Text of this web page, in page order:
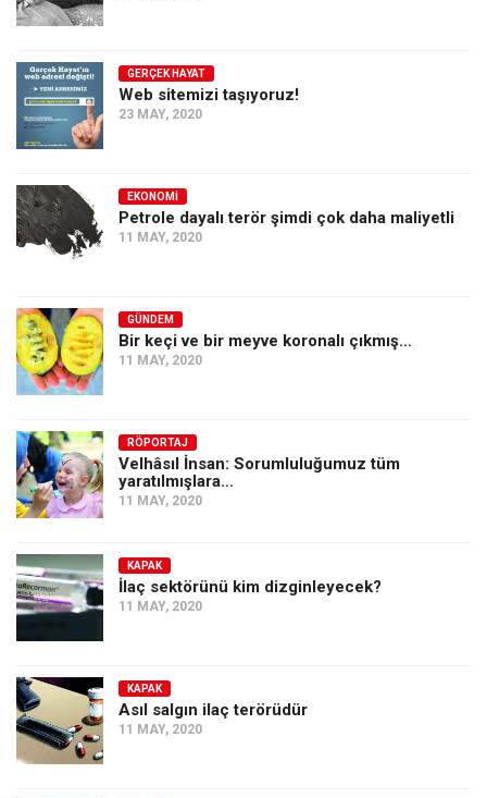
Sağlık
Gıda-Beslenme
Hayat
Türkiye
Dünya
Avrupa
Afrika
İslam Dünyası
Tarih
Düşünce
GERÇEK HAYAT
Web sitemizi taşıyoruz!
23 MAY, 2020
EKONOMI
Petrole dayalı terör şimdi çok daha maliyetli
11 MAY, 2020
GÜNDEM
Bir keçi ve bir meyve koronalı çıkmış…
11 MAY, 2020
RÖPORTAJ
Velhâsıl İnsan: Sorumluluğumuz tüm
yaratılmışlara…
11 MAY, 2020
KAPAK
İlaç sektörünü kim dizginleyecek?
11 MAY, 2020
KAPAK
Asıl salgın ilaç terörüdür
11 MAY, 2020